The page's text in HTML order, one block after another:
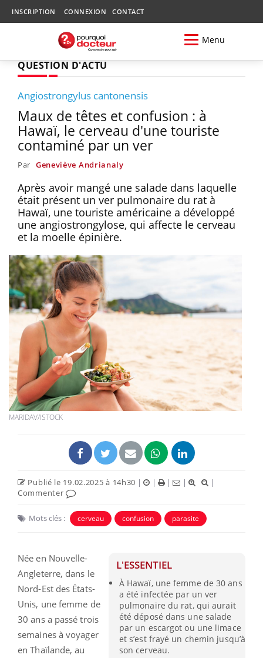
INSCRIPTION CONNEXION CONTACT
Menu
QUESTION D'ACTU
Angiostrongylus cantonensis
Maux de têtes et confusion : à
Hawaï, le cerveau d'une touriste
contaminé par un ver
Par Geneviève Andrianaly
Après avoir mangé une salade dans laquelle
était présent un ver pulmonaire du rat à
Hawaï, une touriste américaine a développé
une angiostrongylose, qui affecte le cerveau
et la moelle épinière.
MARIDAV/ISTOCK
Publié le 19.02.2025 à 14h30 | | | |
|
Commenter
Mots clés : cerveau confusion parasite
L'ESSENTIEL
À Hawaï, une femme de 30 ans
a été infectée par un ver
pulmonaire du rat, qui aurait
été déposé dans une salade
par un escargot ou une limace
et s’est frayé un chemin jusqu’à
son cerveau.
Née en Nouvelle-
Angleterre, dans le
Nord-Est des États-
Unis, une femme de
30 ans a passé trois
semaines à voyager
en Thaïlande, au